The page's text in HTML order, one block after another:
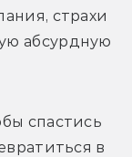
страхи
абсурдную
спастись
в